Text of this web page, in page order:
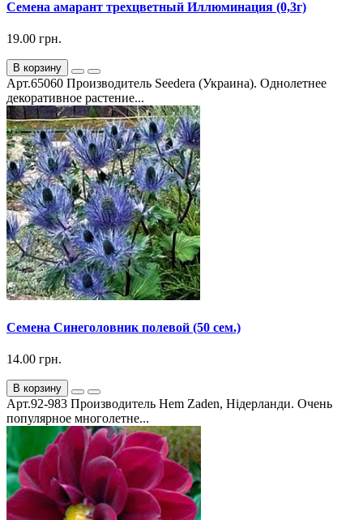
Семена амарант трехцветный Иллюминация (0,3г)
19.00 грн.
В корзину
Арт.65060 Производитель Seedera (Украина). Однолетнее
декоративное растение...
Семена Синеголовник полевой (50 сем.)
14.00 грн.
В корзину
Арт.92-983 Производитель Hem Zaden, Нідерланди. Очень
популярное многолетне...